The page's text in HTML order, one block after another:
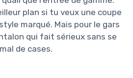
plan si tu veux une coupe
marqué. Mais pour le gars
qui fait sérieux sans se
de cases.